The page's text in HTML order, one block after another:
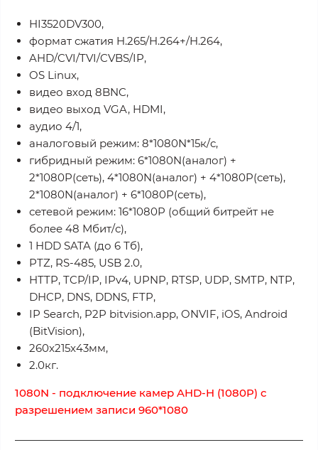
HI3520DV300,
формат сжатия H.265/H.264+/H.264,
AHD/CVI/TVI/CVBS/IP,
OS Linux,
видео вход 8BNC,
видео выход VGA, HDMI,
аудио 4/1,
аналоговый режим: 8*1080N*15к/с,
гибридный режим: 6*1080N(аналог) +
2*1080P(сеть), 4*1080N(аналог) + 4*1080P(сеть),
2*1080N(аналог) + 6*1080P(сеть),
сетевой режим: 16*1080P (общий битрейт не
более 48 Мбит/с),
1 HDD SATA (до 6 Тб),
PTZ, RS-485, USB 2.0,
HTTP, TCP/IP, IPv4, UPNP, RTSP, UDP, SMTP, NTP,
DHCP, DNS, DDNS, FTP,
IP Search, P2P bitvision.app, ONVIF, iOS, Android
(BitVision),
260x215x43мм,
2.0кг.
1080N - подключение камер AHD-H (1080P) с
разрешением записи 960*1080